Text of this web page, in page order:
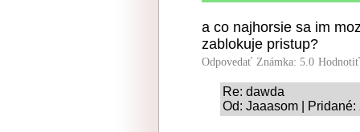
a co najhorsie sa im
zablokuje pristup?
Odpovedať Známka: 5.0
Re: dawda
Od: Jaaasom |